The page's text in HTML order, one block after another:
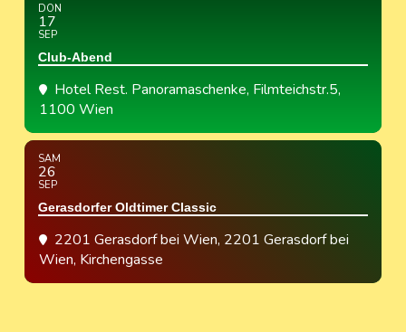
DON
17
SEP
Club-Abend
Hotel Rest. Panoramaschenke, Filmteichstr.5,
1100 Wien
SAM
26
SEP
Gerasdorfer Oldtimer Classic
2201 Gerasdorf bei Wien, 2201 Gerasdorf bei
Wien, Kirchengasse